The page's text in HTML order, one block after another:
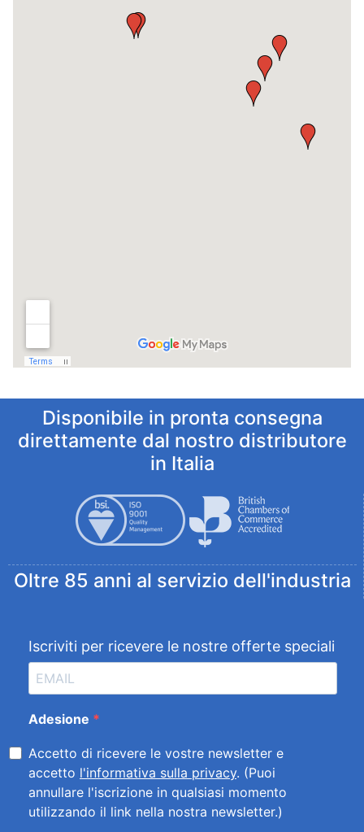
Disponibile in pronta consegna
direttamente dal nostro distributore
in Italia
Oltre 85 anni al servizio dell'industria
Iscriviti per ricevere le nostre offerte speciali
Adesione
Accetto di ricevere le vostre newsletter e
accetto l'informativa sulla privacy. (Puoi
annullare l'iscrizione in qualsiasi momento
utilizzando il link nella nostra newsletter.)